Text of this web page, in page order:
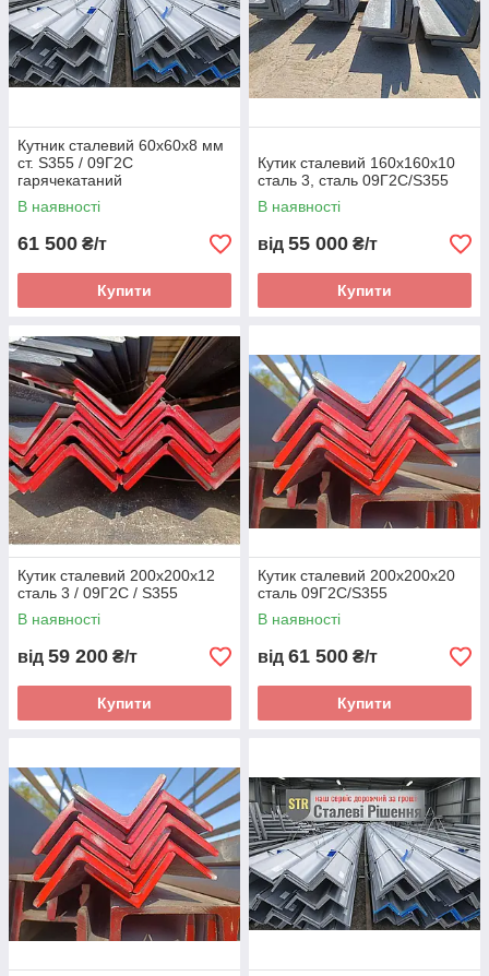
Кутник сталевий 60х60х8 мм
ст. S355 / 09Г2С
гарячекатаний
В наявності
61 500 ₴/т
Купити
Кутик сталевий 160х160х10
сталь 3, сталь 09Г2С/S355
В наявності
від 55 000 ₴/т
Купити
Кутик сталевий 200х200х12
сталь 3 / 09Г2С / S355
В наявності
від 59 200 ₴/т
Купити
Кутик сталевий 200х200х20
сталь 09Г2С/S355
В наявності
від 61 500 ₴/т
Купити